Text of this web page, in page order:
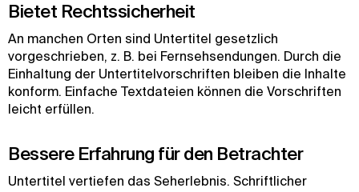
Bietet Rechtssicherheit
An manchen Orten sind Untertitel gesetzlich
vorgeschrieben, z. B. bei Fernsehsendungen. Durch die
Einhaltung der Untertitelvorschriften bleiben die Inhalte
konform. Einfache Textdateien können die Vorschriften
leicht erfüllen.
Bessere Erfahrung für den Betrachter
Untertitel vertiefen das Seherlebnis. Schriftlicher